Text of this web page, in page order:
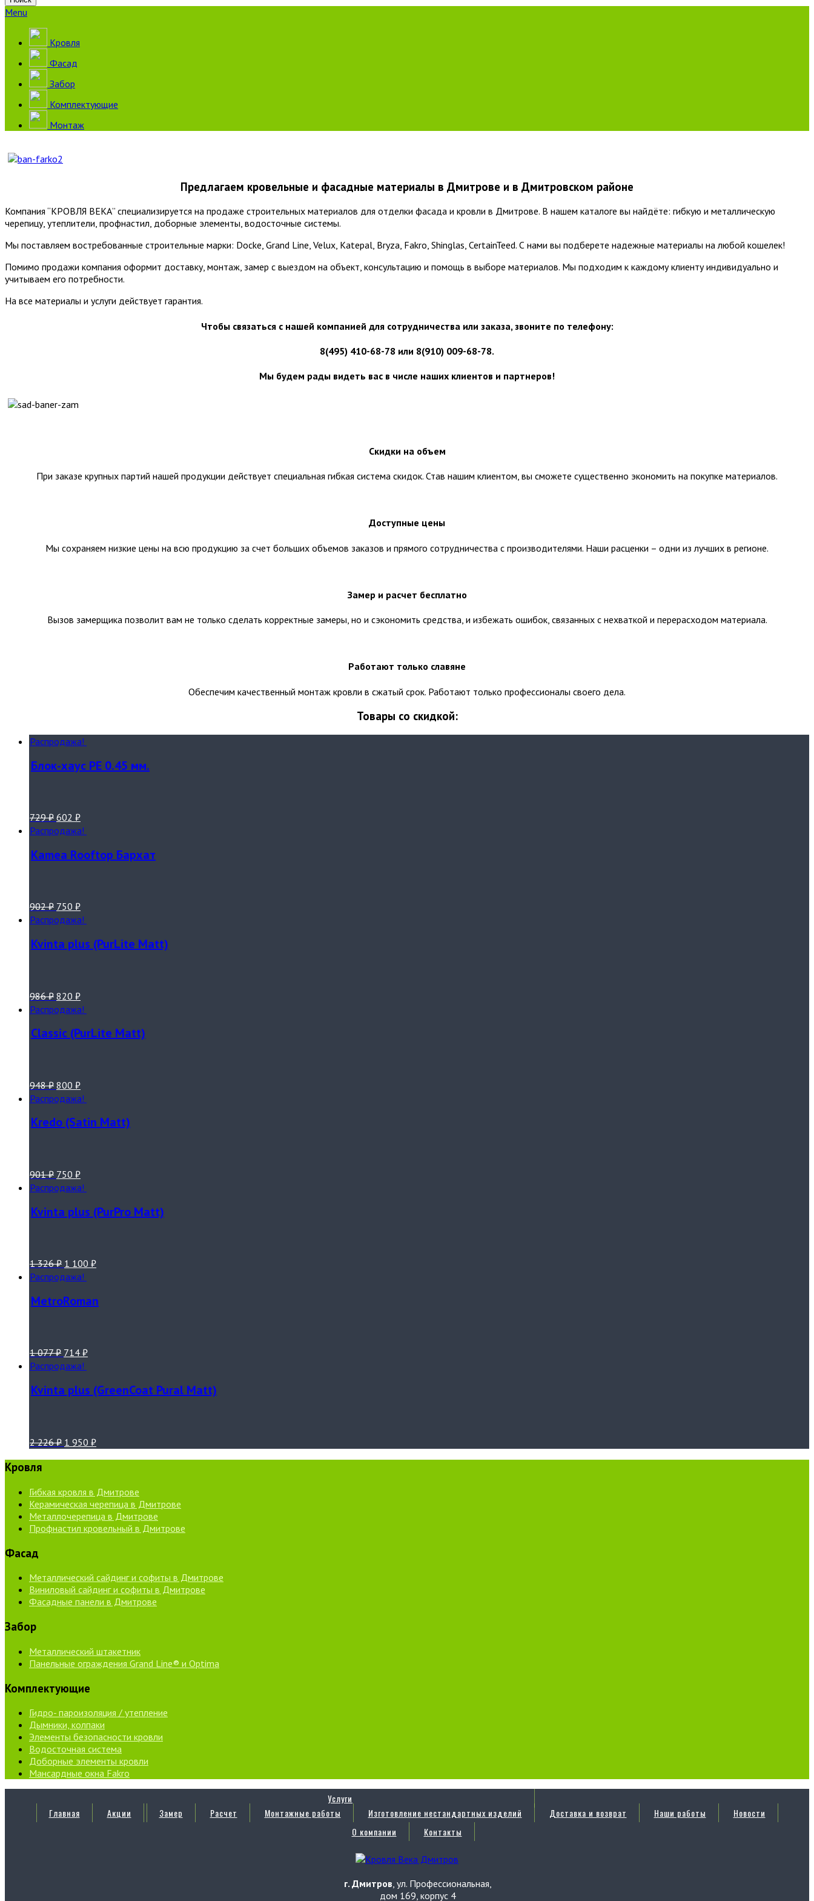
Menu
Кровля
Фасад
Забор
Комплектующие
Монтаж
Предлагаем кровельные и фасадные материалы в Дмитрове и в Дмитровском районе
Компания “КРОВЛЯ ВЕКА” специализируется на продаже строительных материалов для отделки фасада и кровли в Дмитрове. В нашем каталоге вы найдёте: гибкую и металлическую
черепицу, утеплители, профнастил, доборные элементы, водосточные системы.
Мы поставляем востребованные строительные марки: Docke, Grand Line, Velux, Katepal, Bryza, Fakro, Shinglas, CertainTeed. С нами вы подберете надежные материалы на любой кошелек!
Помимо продажи компания оформит доставку, монтаж, замер с выездом на объект, консультацию и помощь в выборе материалов. Мы подходим к каждому клиенту индивидуально и
учитываем его потребности.
На все материалы и услуги действует гарантия.
Чтобы связаться с нашей компанией для сотрудничества или заказа, звоните по телефону:
8(495) 410-68-78 или 8(910) 009-68-78.
Мы будем рады видеть вас в числе наших клиентов и партнеров!
Скидки на объем
При заказе крупных партий нашей продукции действует специальная гибкая система скидок. Став нашим клиентом, вы сможете существенно экономить на покупке материалов.
Доступные цены
Мы сохраняем низкие цены на всю продукцию за счет больших объемов заказов и прямого сотрудничества с производителями. Наши расценки – одни из лучших в регионе.
Замер и расчет бесплатно
Вызов замерщика позволит вам не только сделать корректные замеры, но и сэкономить средства, и избежать ошибок, связанных с нехваткой и перерасходом материала.
Работают только славяне
Обеспечим качественный монтаж кровли в сжатый срок. Работают только профессионалы своего дела.
Товары со скидкой:
Распродажа!
Блок-хаус PE 0.45 мм.
729₽ 602 ₽
Распродажа!
Kamea Rooftop Бархат
902₽ 750 ₽
Распродажа!
Kvinta plus (PurLite Matt)
986₽ 820 ₽
Распродажа!
Classic (PurLite Matt)
948₽ 800 ₽
Распродажа!
Kredo (Satin Matt)
901₽ 750 ₽
Распродажа!
Kvinta plus (PurPro Matt)
1 326₽ 1 100 ₽
Распродажа!
MetroRoman
1 077₽ 714 ₽
Распродажа!
Kvinta plus (GreenCoat Pural Matt)
2 226₽ 1 950 ₽
Кровля
Гибкая кровля в Дмитрове
Керамическая черепица в Дмитрове
Металлочерепица в Дмитрове
Профнастил кровельный в Дмитрове
Фасад
Металлический сайдинг и софиты в Дмитрове
Виниловый сайдинг и софиты в Дмитрове
Фасадные панели в Дмитрове
Забор
Металлический штакетник
Панельные ограждения Grand Line® и Optima
Комплектующие
Гидро- пароизоляция / утепление
Дымники, колпаки
Элементы безопасности кровли
Водосточная система
Доборные элементы кровли
Мансардные окна Fakro
Главная Акции
Услуги
Замер
Расчет Монтажные работы Изготовление нестандартных изделий Доставка и возврат Наши работы
Новости
О компании
Контакты
г. Дмитров, ул. Профессиональная,
дом 169, корпус 4